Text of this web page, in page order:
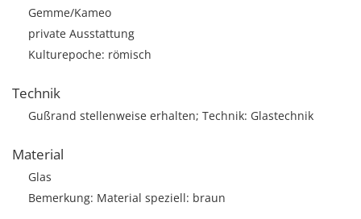
Gemme/Kameo
private Ausstattung
Kulturepoche: römisch
Technik
Gußrand stellenweise erhalten; Technik: Glastechnik
Material
Glas
Bemerkung: Material speziell: braun